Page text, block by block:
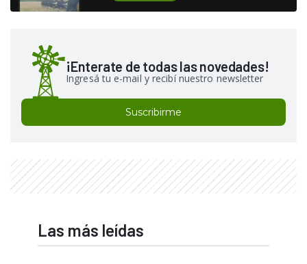
¡Enterate de todas las novedades!
Ingresá tu e-mail y recibí nuestro newsletter
Suscribirme
Las más leídas